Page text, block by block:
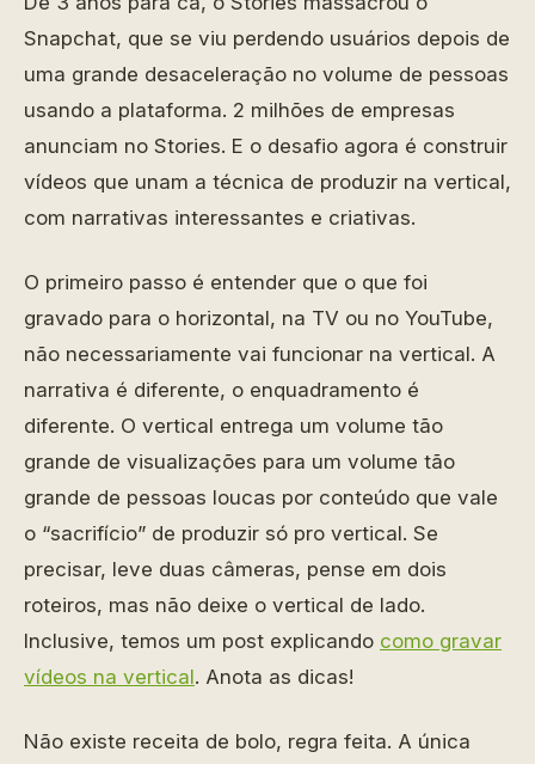
Snapchat, que se viu perdendo usuários depois de
uma grande desaceleração no volume de pessoas
usando a plataforma. 2 milhões de empresas
anunciam no Stories. E o desafio agora é construir
vídeos que unam a técnica de produzir na vertical,
com narrativas interessantes e criativas.
O primeiro passo é entender que o que foi
gravado para o horizontal, na TV ou no YouTube,
não necessariamente vai funcionar na vertical. A
narrativa é diferente, o enquadramento é
diferente. O vertical entrega um volume tão
grande de visualizações para um volume tão
grande de pessoas loucas por conteúdo que vale
o “sacrifício” de produzir só pro vertical. Se
precisar, leve duas câmeras, pense em dois
roteiros, mas não deixe o vertical de lado.
Inclusive, temos um post explicando como gravar
vídeos na vertical. Anota as dicas!
Não existe receita de bolo, regra feita. A única